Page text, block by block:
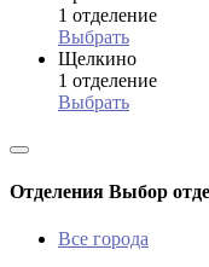
1 отделение
Выбрать
Щелкино
1 отделение
Выбрать
Отделения Выбор
Все города